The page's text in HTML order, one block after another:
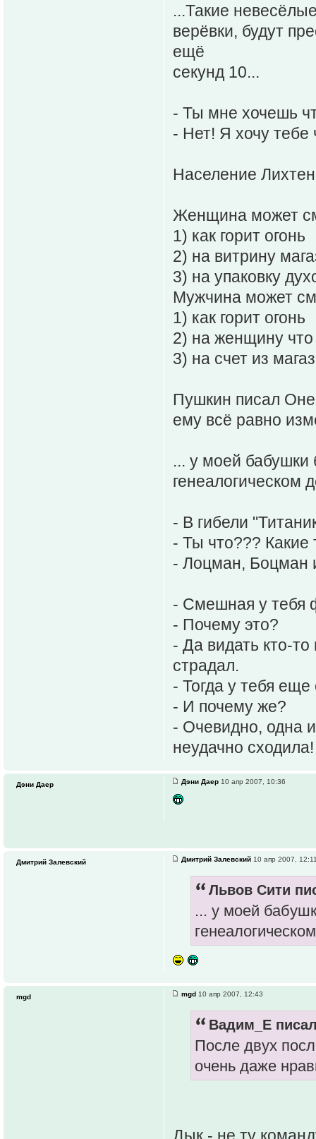
...Такие
верёвки, будут
ещё
секунд 10...
- Ты мне хочешь
- Нет! Я хочу тебе
Население
Женщина может
1) как горит огонь
2) на витрину
3) на упаковку
Мужчина может
1) как горит огонь
2) на женщину
3) на счет из
Пушкин писал
ему всё равно
... у моей бабушки
генеалогическом
- В гибели
- Ты что??? Какие
- Лоцман, Боцман
- Смешная у тебя
- Почему это?
- Да видать кто-
страдал.
- Тогда у тебя
- И почему же?
- Очевидно, одна
неудачно сходила!
Дэни Даер 10 апр 2007, 10:36
Дэни Даер
Дмитрий Залевский 10 апр 2007,
Львов Сити
... у моей
Дмитрий Залевский
mgd 10 апр 2007, 12:43
Вадим_E
После двух
очень даже
mgd